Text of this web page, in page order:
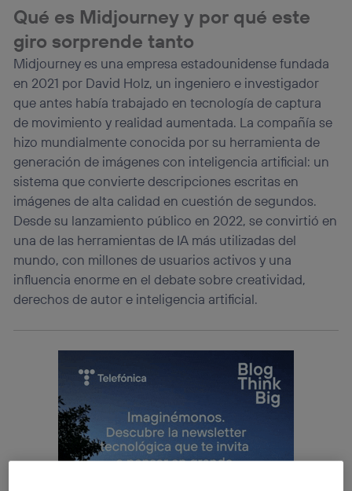
Qué es Midjourney y por qué este
giro sorprende tanto
Midjourney es una empresa estadounidense fundada
en 2021 por David Holz, un ingeniero e investigador
que antes había trabajado en tecnología de captura
de movimiento y realidad aumentada. La compañía se
hizo mundialmente conocida por su herramienta de
generación de imágenes con inteligencia artificial: un
sistema que convierte descripciones escritas en
imágenes de alta calidad en cuestión de segundos.
Desde su lanzamiento público en 2022, se convirtió en
una de las herramientas de IA más utilizadas del
mundo, con millones de usuarios activos y una
influencia enorme en el debate sobre creatividad,
derechos de autor e inteligencia artificial.